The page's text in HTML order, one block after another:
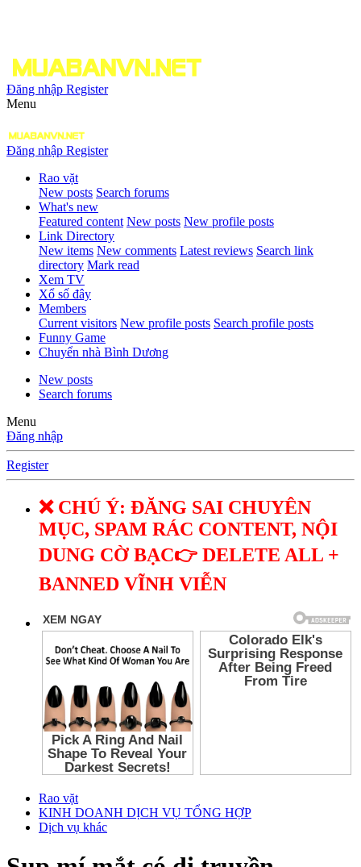
Đăng nhập Register
Menu
Đăng nhập Register
Rao vặt
New posts Search forums
What's new
Featured content New posts New profile posts
Link Directory
New items New comments Latest reviews Search link
directory Mark read
Xem TV
Xổ số đây
Members
Current visitors New profile posts Search profile posts
Funny Game
Chuyển nhà Bình Dương
New posts
Search forums
Menu
Đăng nhập
Register
❌ CHÚ Ý: ĐĂNG SAI CHUYÊN
MỤC, SPAM RÁC CONTENT, NỘI
DUNG CỜ BẠC👉 DELETE ALL +
BANNED VĨNH VIỄN
Rao vặt
KINH DOANH DỊCH VỤ TỔNG HỢP
Dịch vụ khác